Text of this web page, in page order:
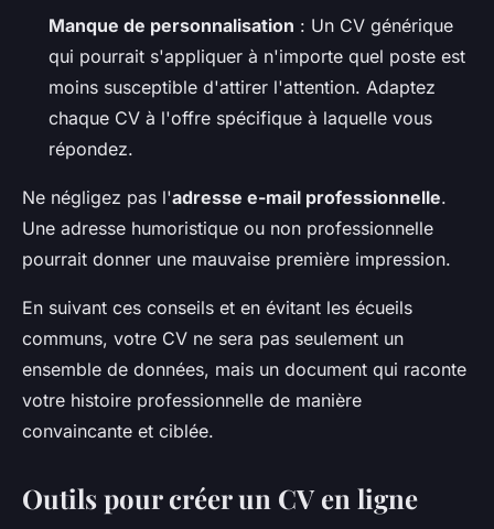
Manque de personnalisation : Un CV générique
qui pourrait s'appliquer à n'importe quel poste est
moins susceptible d'attirer l'attention. Adaptez
chaque CV à l'offre spécifique à laquelle vous
répondez.
Ne négligez pas l'adresse e-mail professionnelle.
Une adresse humoristique ou non professionnelle
pourrait donner une mauvaise première impression.
En suivant ces conseils et en évitant les écueils
communs, votre CV ne sera pas seulement un
ensemble de données, mais un document qui raconte
votre histoire professionnelle de manière
convaincante et ciblée.
Outils pour créer un CV en ligne